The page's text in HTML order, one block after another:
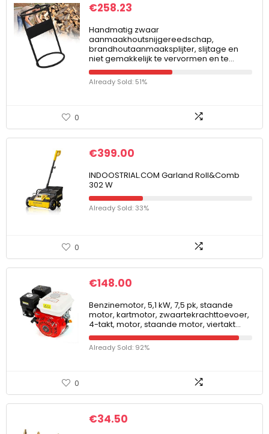
€258.23
Handmatig zwaar
aanmaakhoutsnijgereedschap,
brandhoutaanmaaksplijter, slijtage en
niet gemakkelijk te vervormen en te…
Already Sold: 51%
0
€399.00
INDOOSTRIAL.COM Garland Roll&Comb
302 W
Already Sold: 33%
0
€148.00
Benzinemotor, 5,1 kW, 7,5 pk, staande
motor, kartmotor, zwaartekrachttoevoer,
4-takt, motor, staande motor, viertakt…
Already Sold: 92%
0
€34.50